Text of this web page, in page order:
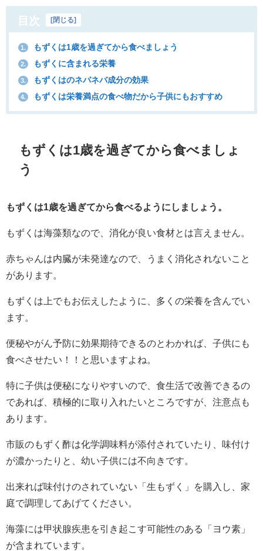
目次 [閉じる]
1. もずくは1歳を過ぎてから食べましょう
2. もずくに含まれる栄養
3. もずくはのネバネバ成分の効果
4. もずくは栄養満点の食べ物だから子供にもおすすめ
もずくは1歳を過ぎてから食べましょ
う
もずくは1歳を過ぎてから食べるようにしましょう。
もずくは海藻類なので、消化が良い食材とは言えません。
赤ちゃんは内臓が未発達なので、うまく消化されないこと
があります。
もずくは上でもお伝えしたように、多くの栄養を含んでい
ます。
便秘やがん予防に効果期待できるのとわかれば、子供にも
食べさせたい！！と思いますよね。
特に子供は便秘になりやすいので、食生活で改善できるの
であれば、積極的に取り入れたいところですが、注意点も
あります。
市販のもずく酢は化学調味料が添付されていたり、味付け
が濃かったりと、幼い子供には不向きです。
出来れば味付けのされていない「生もずく」を購入し、家
庭で調理してあげてください。
海藻には甲状腺疾患を引き起こす可能性のある「ヨウ素」
が含まれています。